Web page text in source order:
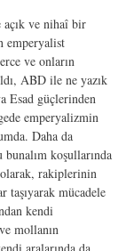
ve nihaî bir
emperyalist
ve onların
ABD ile ne yazık
Esad güçlerinden
emperyalizmin
Daha da
koşullarında
rakiplerinin
taşıyarak mücadele
kendi
mollanın